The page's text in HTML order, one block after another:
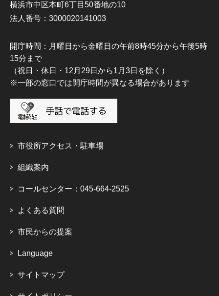
横浜市中区本町6丁目50番地の10
法人番号：3000020141003
開庁時間：月曜日から金曜日の午前8時45分から午後5時
15分まで
（祝日・休日・12月29日から1月3日を除く）
※一部の窓口では開庁時間が異なる場合があります
市役所アクセス・駐車場
組織案内
コールセンター：045-664-2525
よくある質問
市民からの提案
Language
サイトマップ